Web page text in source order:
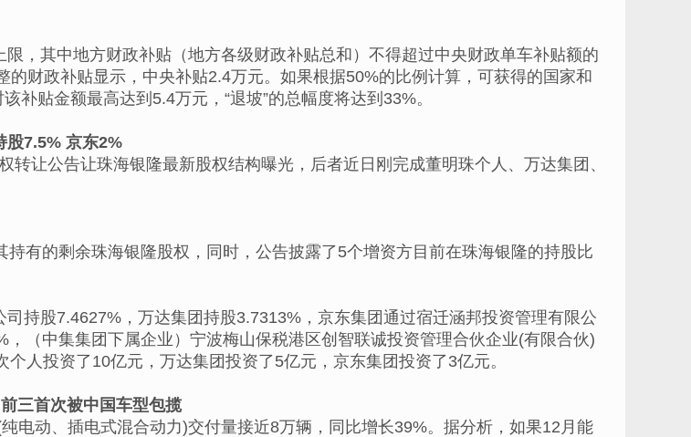
，其中地方财政补贴（地方各级财政补贴总和）不得超过中央财政单车补贴额的
的财政补贴显示，中央补贴2.4万元。如果根据50%的比例计算，可获得的国家和
补贴金额最高达到5.4万元，“退坡”的总幅度将达到33%。
股7.5% 京东2%
转让公告让珠海银隆最新股权结构曝光，后者近日刚完成董明珠个人、万达集团、
有的剩余珠海银隆股权，同时，公告披露了5个增资方目前在珠海银隆的持股比
持股7.4627%，万达集团持股3.7313%，京东集团通过宿迁涵邦投资管理有限公
（中集集团下属企业）宁波梅山保税港区创智联诚投资管理合伙企业(有限合伙)
人投资了10亿元，万达集团投资了5亿元，京东集团投资了3亿元。
三首次被中国车型包揽
电动、插电式混合动力)交付量接近8万辆，同比增长39%。据分析，如果12月能